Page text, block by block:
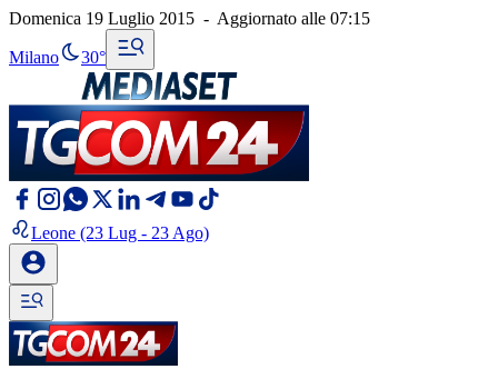
Domenica 19 Luglio 2015 - Aggiornato alle 07:15
Milano 30°
Leone (23 Lug - 23 Ago)